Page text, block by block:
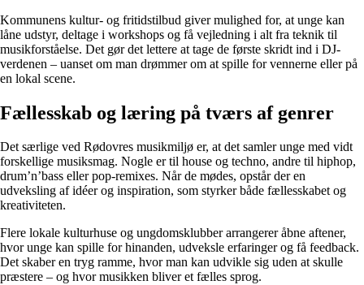
Kommunens kultur- og fritidstilbud giver mulighed for, at unge kan
låne udstyr, deltage i workshops og få vejledning i alt fra teknik til
musikforståelse. Det gør det lettere at tage de første skridt ind i DJ-
verdenen – uanset om man drømmer om at spille for vennerne eller på
en lokal scene.
Fællesskab og læring på tværs af genrer
Det særlige ved Rødovres musikmiljø er, at det samler unge med vidt
forskellige musiksmag. Nogle er til house og techno, andre til hiphop,
drum’n’bass eller pop-remixes. Når de mødes, opstår der en
udveksling af idéer og inspiration, som styrker både fællesskabet og
kreativiteten.
Flere lokale kulturhuse og ungdomsklubber arrangerer åbne aftener,
hvor unge kan spille for hinanden, udveksle erfaringer og få feedback.
Det skaber en tryg ramme, hvor man kan udvikle sig uden at skulle
præstere – og hvor musikken bliver et fælles sprog.